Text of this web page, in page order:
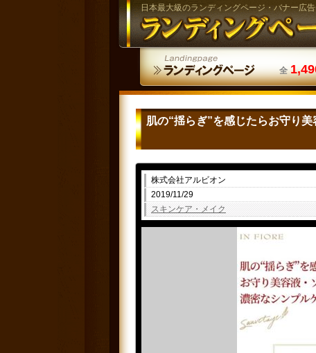
日本最大級のランディングページ・バナー広
全
肌の“揺らぎ”を感じたらお守り
株式会社アルビオン
2019/11/29
スキンケア・メイク